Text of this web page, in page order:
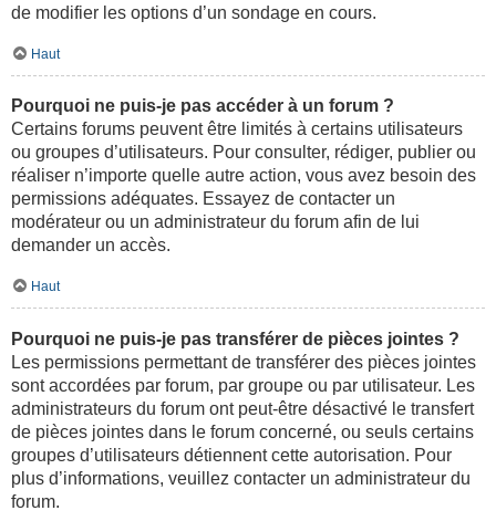
de modifier les options d’un sondage en cours.
Haut
Pourquoi ne puis-je pas accéder à un forum ?
Certains forums peuvent être limités à certains utilisateurs
ou groupes d’utilisateurs. Pour consulter, rédiger, publier ou
réaliser n’importe quelle autre action, vous avez besoin des
permissions adéquates. Essayez de contacter un
modérateur ou un administrateur du forum afin de lui
demander un accès.
Haut
Pourquoi ne puis-je pas transférer de pièces jointes ?
Les permissions permettant de transférer des pièces jointes
sont accordées par forum, par groupe ou par utilisateur. Les
administrateurs du forum ont peut-être désactivé le transfert
de pièces jointes dans le forum concerné, ou seuls certains
groupes d’utilisateurs détiennent cette autorisation. Pour
plus d’informations, veuillez contacter un administrateur du
forum.